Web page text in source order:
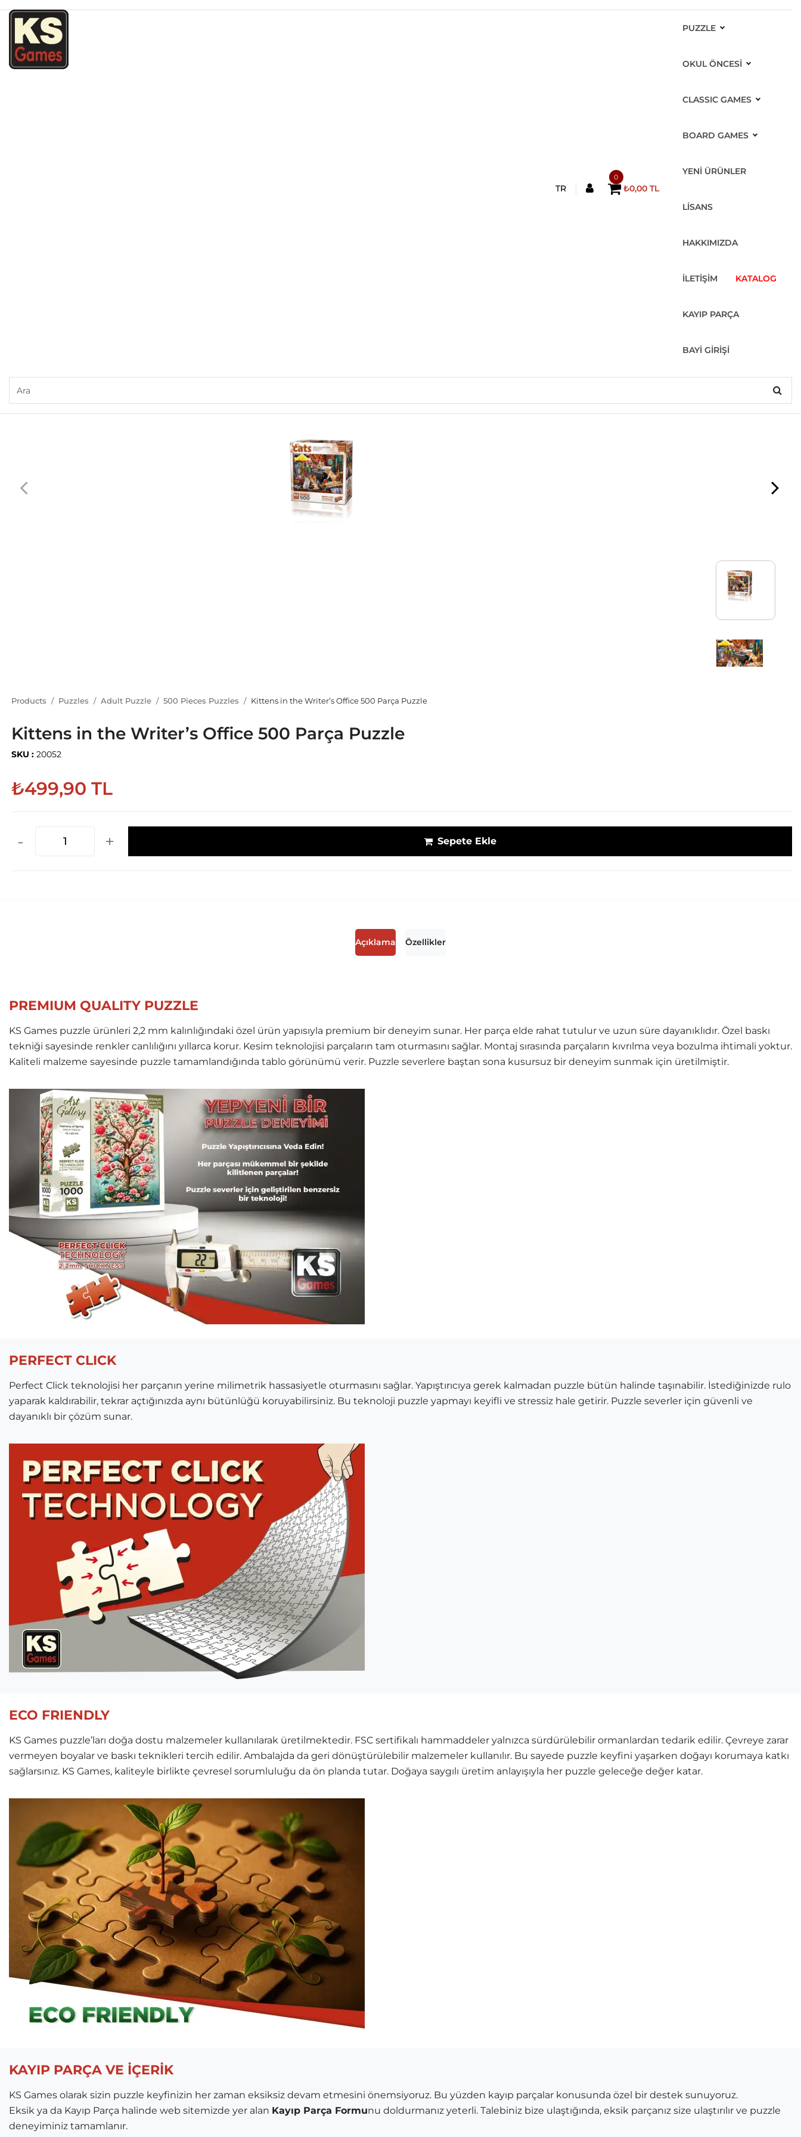
TR
0
₺0,00 TL
PUZZLE
OKUL ÖNCESİ
CLASSIC GAMES
BOARD GAMES
YENİ ÜRÜNLER
LİSANS
HAKKIMIZDA
İLETİŞİM KATALOG
KAYIP PARÇA
BAYİ GİRİŞİ
Products Puzzles Adult Puzzle 500 Pieces Puzzles Kittens in the Writer’s Office 500 Parça Puzzle
Kittens in the Writer’s Office 500 Parça Puzzle
SKU : 20052
₺499,90 TL
- + Sepete Ekle
Açıklama Özellikler
PREMIUM QUALITY PUZZLE
KS Games puzzle ürünleri 2,2 mm kalınlığındaki özel ürün yapısıyla premium bir deneyim sunar. Her parça elde rahat tutulur ve uzun süre dayanıklıdır. Özel baskı
tekniği sayesinde renkler canlılığını yıllarca korur. Kesim teknolojisi parçaların tam oturmasını sağlar. Montaj sırasında parçaların kıvrılma veya bozulma ihtimali yoktur.
Kaliteli malzeme sayesinde puzzle tamamlandığında tablo görünümü verir. Puzzle severlere baştan sona kusursuz bir deneyim sunmak için üretilmiştir.
PERFECT CLICK
Perfect Click teknolojisi her parçanın yerine milimetrik hassasiyetle oturmasını sağlar. Yapıştırıcıya gerek kalmadan puzzle bütün halinde taşınabilir. İstediğinizde rulo
yaparak kaldırabilir, tekrar açtığınızda aynı bütünlüğü koruyabilirsiniz. Bu teknoloji puzzle yapmayı keyifli ve stressiz hale getirir. Puzzle severler için güvenli ve
dayanıklı bir çözüm sunar.
ECO FRIENDLY
KS Games puzzle’ları doğa dostu malzemeler kullanılarak üretilmektedir. FSC sertifikalı hammaddeler yalnızca sürdürülebilir ormanlardan tedarik edilir. Çevreye zarar
vermeyen boyalar ve baskı teknikleri tercih edilir. Ambalajda da geri dönüştürülebilir malzemeler kullanılır. Bu sayede puzzle keyfini yaşarken doğayı korumaya katkı
sağlarsınız. KS Games, kaliteyle birlikte çevresel sorumluluğu da ön planda tutar. Doğaya saygılı üretim anlayışıyla her puzzle geleceğe değer katar.
KAYIP PARÇA VE İÇERİK
KS Games olarak sizin puzzle keyfinizin her zaman eksiksiz devam etmesini önemsiyoruz. Bu yüzden kayıp parçalar konusunda özel bir destek sunuyoruz.
Eksik ya da Kayıp Parça halinde web sitemizde yer alan Kayıp Parça Formunu doldurmanız yeterli. Talebiniz bize ulaştığında, eksik parçanız size ulaştırılır ve puzzle
deneyiminiz tamamlanır.